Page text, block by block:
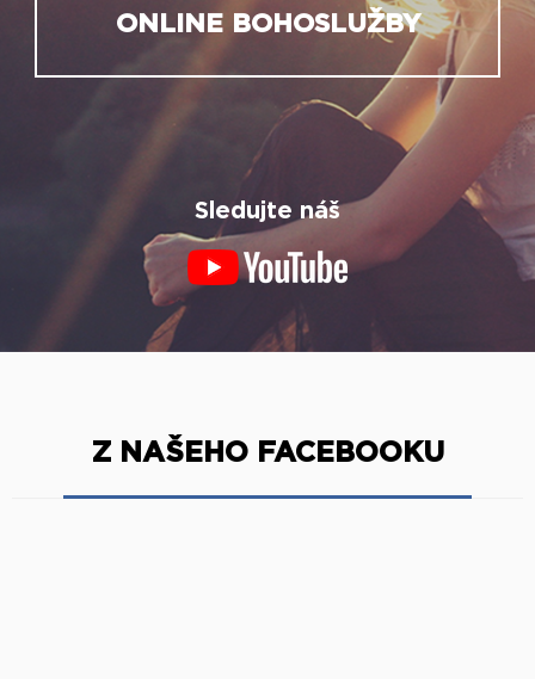
ONLINE BOHOSLUŽBY
Sledujte náš
Z NAŠEHO FACEBOOKU